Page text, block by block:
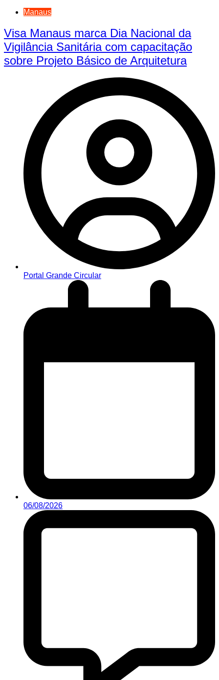
Manaus
Visa Manaus marca Dia Nacional da
Vigilância Sanitária com capacitação
sobre Projeto Básico de Arquitetura
Portal Grande Circular
06/08/2026